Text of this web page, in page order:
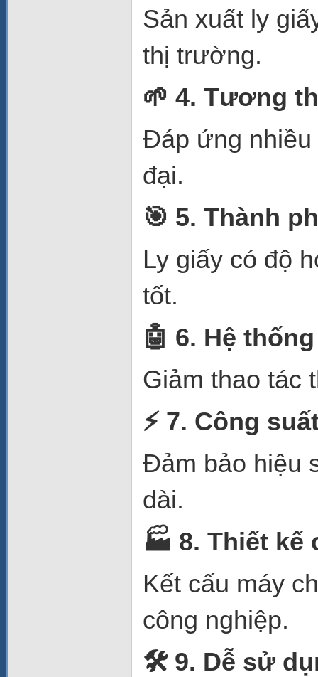
Sản xuất ly
thị trường.
🌱 4. Tương
Đáp ứng nhiều
đại.
🎯 5. Thành
Ly giấy có độ
tốt.
🤖 6. Hệ
Giảm thao tác
⚡7. Công
Đảm bảo hiệu
dài.
🏭 8. Thiết kế
Kết cấu máy
công nghiệp.
🛠 9. Dễ sử